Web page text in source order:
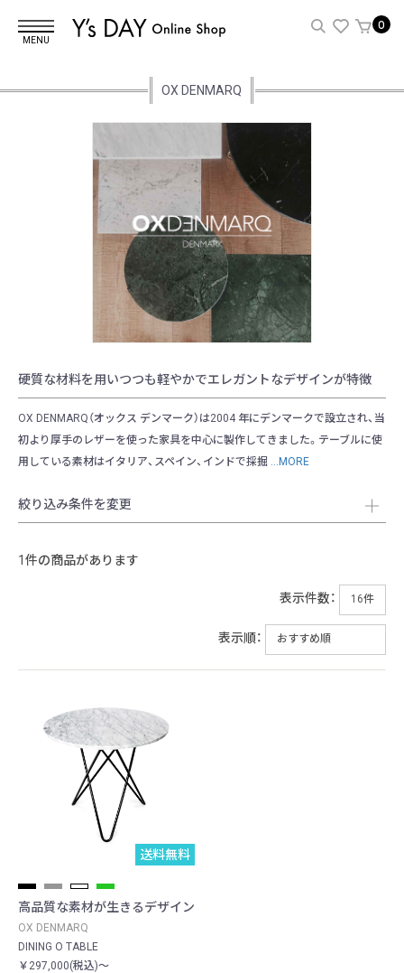
MENU
0
OX DENMARQ
硬質な材料を用いつつも軽やかでエレガントなデザインが特徴
OX DENMARQ（オックス デンマーク）は2004 年にデンマークで設立され、当
初より厚手のレザーを使った家具を中心に製作してきました。テーブルに使
用している素材はイタリア、スペイン、インドで採掘 ...MORE
絞り込み条件を変更
1件の商品があります
表示件数：
表示順：
送料無料
高品質な素材が生きるデザイン
OX DENMARQ
DINING O TABLE
￥297,000(税込)～